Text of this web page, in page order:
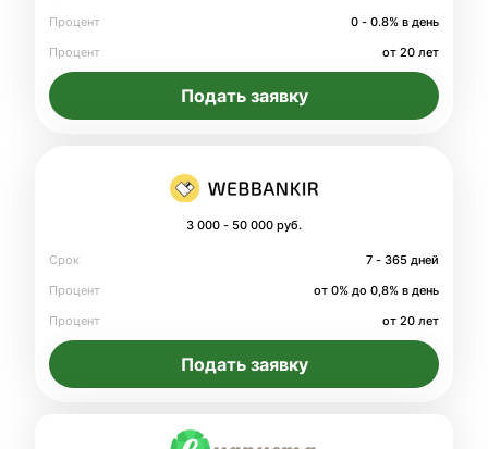
Процент
0 - 0.8% в день
Процент
от 20 лет
Подать заявку
3 000 - 50 000 руб.
Срок
7 - 365 дней
Процент
от 0% до 0,8% в день
Процент
от 20 лет
Подать заявку